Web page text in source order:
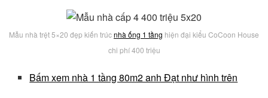
Mẫu nhà trệt 5×20 đẹp kiến trúcnhà ống 1 tầng hiện đại kiểu CoCoon House
chi phí 400 triệu
Bấm xem nhà 1 tầng 80m2 anh Đạt như hình trên